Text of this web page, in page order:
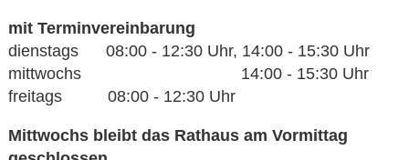
mit Terminvereinbarung
dienstags 08:00 - 12:30 Uhr, 14:00 - 15:30 Uhr
mittwochs 14:00 - 15:30 Uhr
freitags 08:00 - 12:30 Uhr
Mittwochs bleibt das Rathaus am Vormittag